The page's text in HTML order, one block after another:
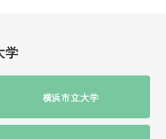
学
横浜市立大学